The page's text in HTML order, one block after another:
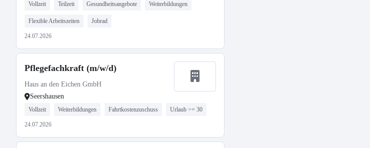
Vollzeit Teilzeit Gesundheitsangebote Weiterbildungen
Flexible Arbeitszeiten Jobrad
24.07.2026
Pflegefachkraft (m/w/d)
Haus an den Eichen GmbH
Seershausen
Vollzeit Weiterbildungen Fahrtkostenzuschuss Urlaub >= 30
24.07.2026